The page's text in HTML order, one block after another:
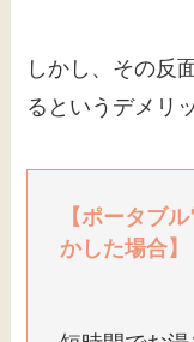
しかし、その反
るというデメリ
【ポータブ
かした場合】